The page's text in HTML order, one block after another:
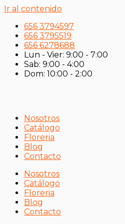
Ir al contenido
656 3794597
656 3795519
656 6278688
Lun - Vier: 9:00 - 7:00
Sab: 9:00 - 4:00
Dom: 10:00 - 2:00
Nosotros
Catálogo
Floreria
Blog
Contacto
Nosotros
Catálogo
Floreria
Blog
Contacto